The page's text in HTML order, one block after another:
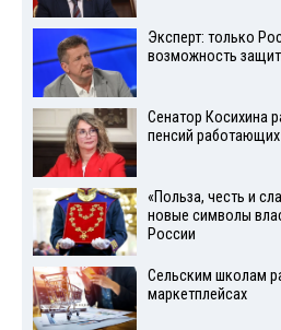
Эксперт: только
возможность
Сенатор Косихина
пенсий работающих
«Польза, честь и
новые символы
России
Сельским школам
маркетплейсах